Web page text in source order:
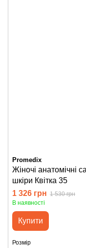
Promedix
Жіночі анатомічні
шкіри Квітка 35
1 326 грн 1 530 грн
В наявності
Купити
Розмір